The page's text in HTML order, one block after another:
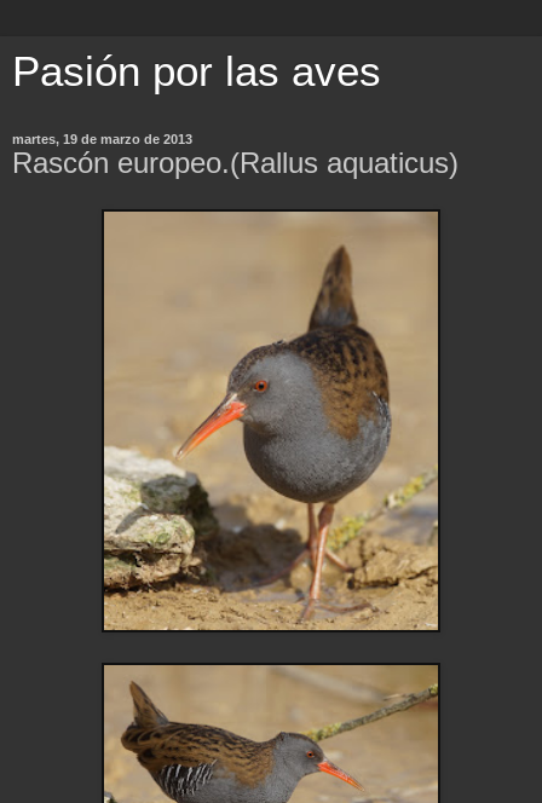
Pasión por las aves
martes, 19 de marzo de 2013
Rascón europeo.(Rallus aquaticus)